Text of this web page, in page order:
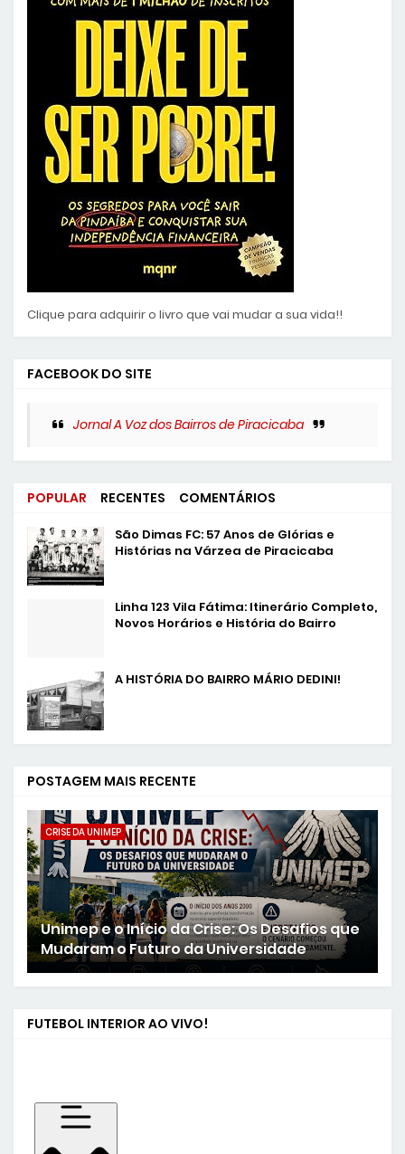
Clique para adquirir o livro que vai mudar a sua vida!!
FACEBOOK DO SITE
Jornal A Voz dos Bairros de Piracicaba
POPULAR RECENTES COMENTÁRIOS
São Dimas FC: 57 Anos de Glórias e
Histórias na Várzea de Piracicaba
Linha 123 Vila Fátima: Itinerário Completo,
Novos Horários e História do Bairro
A HISTÓRIA DO BAIRRO MÁRIO DEDINI!
POSTAGEM MAIS RECENTE
CRISE DA UNIMEP
Unimep e o Início da Crise: Os Desafios que
Mudaram o Futuro da Universidade
FUTEBOL INTERIOR AO VIVO!